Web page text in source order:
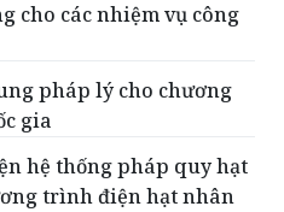
cho các nhiệm vụ công
pháp lý cho chương
gia
hệ thống pháp quy hạt
trình điện hạt nhân